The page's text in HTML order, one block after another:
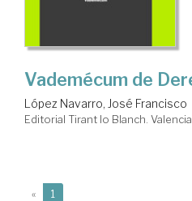
Vademécum de
López Navarro, José Francisco
Editorial Tirant lo Blanch.
« 1